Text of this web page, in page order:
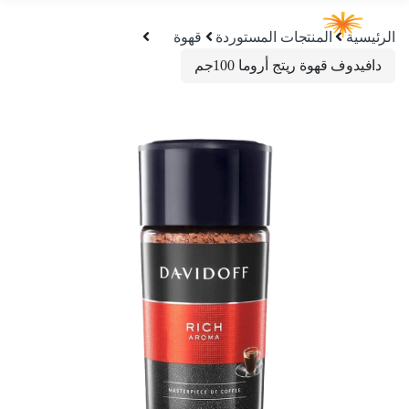
الرئيسية المنتجات المستوردة
قهوة
دافيدوف قهوة ريتج أروما 100جم